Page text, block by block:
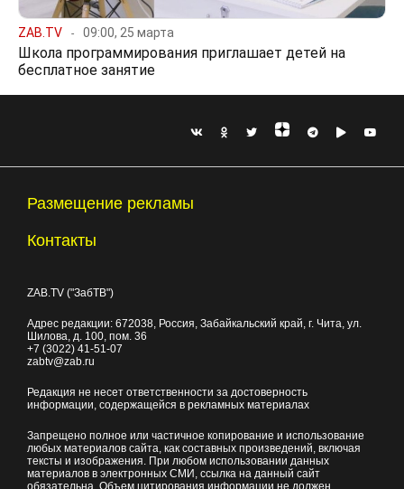
ZAB.TV 09:00, 25 марта
Школа программирования приглашает детей на
бесплатное занятие
Размещение рекламы
Контакты
ZAB.TV ("ЗабТВ")
Адрес редакции: 672038, Россия, Забайкальский край, г. Чита, ул.
Шилова, д. 100, пом. 36
+7 (3022) 41-51-07
zabtv@zab.ru
Редакция не несет ответственности за достоверность
информации, содержащейся в рекламных материалах
Запрещено полное или частичное копирование и использование
любых материалов сайта, как составных произведений, включая
тексты и изображения. При любом использовании данных
материалов в электронных СМИ, ссылка на данный сайт